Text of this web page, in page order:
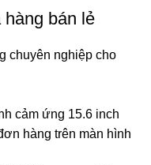
bán lẻ
chuyên nghiệp cho
cảm ứng 15.6 inch
hàng trên màn hình